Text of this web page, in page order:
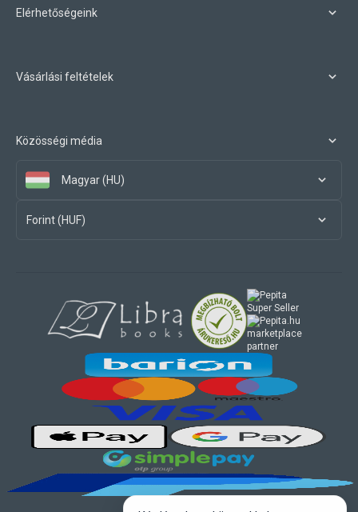
Elérhetőségeink
Vásárlási feltételek
Közösségi média
Magyar (HU)
Forint (HUF)
marketplace
partner